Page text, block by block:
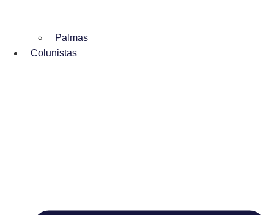
Palmas
Colunistas